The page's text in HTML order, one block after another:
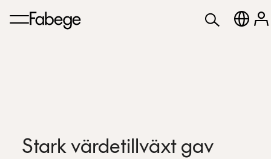
Stark värdetillväxt gav